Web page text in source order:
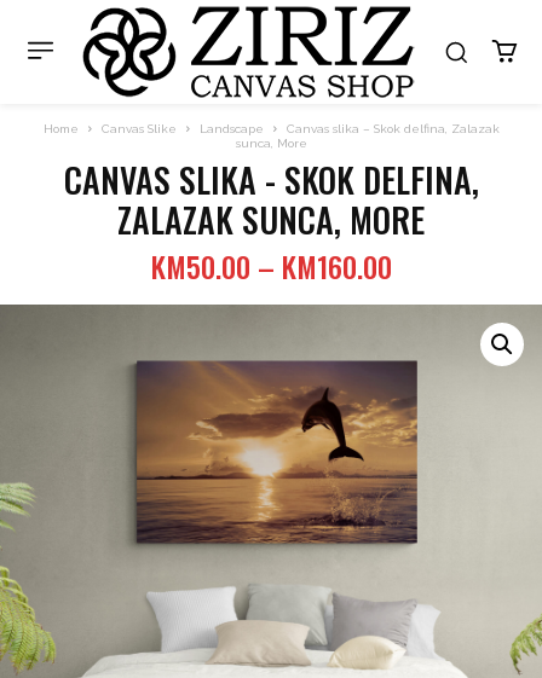
Home Canvas Slike Landscape
Canvas slika – Skok delfina, Zalazak
sunca, More
CANVAS SLIKA - SKOK DELFINA,
ZALAZAK SUNCA, MORE
KM50.00 – KM160.00Price
range:
KM50.00
through
KM160.00